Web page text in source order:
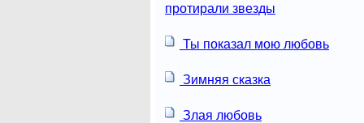
протирали звезды
Ты показал мою любовь
Зимняя сказка
Злая любовь